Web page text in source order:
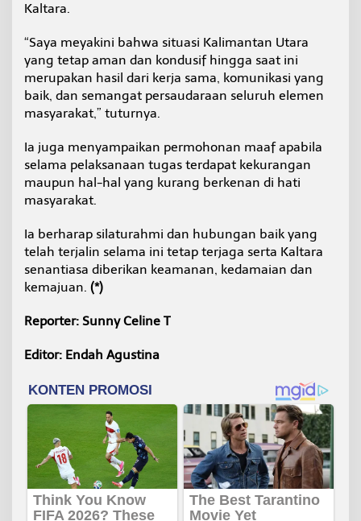
Kaltara.
“Saya meyakini bahwa situasi Kalimantan Utara
yang tetap aman dan kondusif hingga saat ini
merupakan hasil dari kerja sama, komunikasi yang
baik, dan semangat persaudaraan seluruh elemen
masyarakat,” tuturnya.
Ia juga menyampaikan permohonan maaf apabila
selama pelaksanaan tugas terdapat kekurangan
maupun hal-hal yang kurang berkenan di hati
masyarakat.
Ia berharap silaturahmi dan hubungan baik yang
telah terjalin selama ini tetap terjaga serta Kaltara
senantiasa diberikan keamanan, kedamaian dan
kemajuan. (*)
Reporter: Sunny Celine T
Editor: Endah Agustina